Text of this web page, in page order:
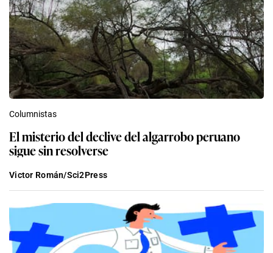
Columnistas
El misterio del declive del algarrobo peruano
sigue sin resolverse
Victor Román/Sci2Press